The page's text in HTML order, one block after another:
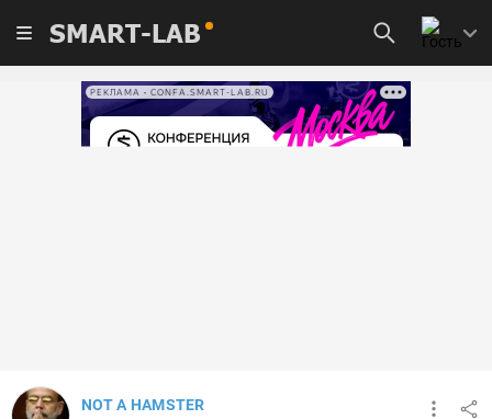
SMART-LAB
РЕКЛАМА • CONFA.SMART-LAB.RU
NOT A HAMSTER